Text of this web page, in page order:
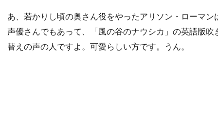
デヴィッド・ハイド・ピアース
デヴィッド・ハイマン
デヴィッド・ヒューレット
あ、若かりし頃の奥さん役をやったアリソン・ローマン
声優さんでもあって、「風の谷のナウシカ」の英語版吹
替えの声の人ですよ。可愛らしい方です。うん。